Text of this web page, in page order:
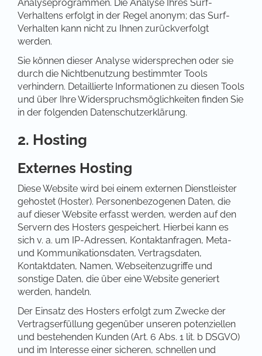
Analyseprogrammen. Die Analyse Ihres Surf-
Verhaltens erfolgt in der Regel anonym; das Surf-
Verhalten kann nicht zu Ihnen zurückverfolgt
werden.
Sie können dieser Analyse widersprechen oder sie
durch die Nichtbenutzung bestimmter Tools
verhindern. Detaillierte Informationen zu diesen Tools
und über Ihre Widerspruchsmöglichkeiten finden Sie
in der folgenden Datenschutzerklärung.
2. Hosting
Externes Hosting
Diese Website wird bei einem externen Dienstleister
gehostet (Hoster). Personenbezogenen Daten, die
auf dieser Website erfasst werden, werden auf den
Servern des Hosters gespeichert. Hierbei kann es
sich v. a. um IP-Adressen, Kontaktanfragen, Meta-
und Kommunikationsdaten, Vertragsdaten,
Kontaktdaten, Namen, Webseitenzugriffe und
sonstige Daten, die über eine Website generiert
werden, handeln.
Der Einsatz des Hosters erfolgt zum Zwecke der
Vertragserfüllung gegenüber unseren potenziellen
und bestehenden Kunden (Art. 6 Abs. 1 lit. b DSGVO)
und im Interesse einer sicheren, schnellen und